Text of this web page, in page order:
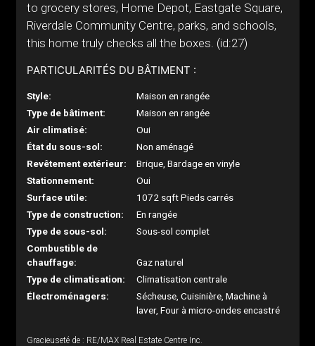
to grocery stores, Home Depot, Eastgate Square,
Riverdale Community Centre, parks, and schools,
this home truly checks all the boxes. (id:27)
PARTICULARITÉS DU BÂTIMENT :
Style:
Maison en rangée
Type de bâtiment:
Maison en rangée
Air climatisé:
Oui
État du sous-sol:
Non aménagé
Revêtement extérieur:
Brique, Bardage en vinyle
Stationnement:
Oui
Surface utile:
1072 sqft Pieds carrés
Type de construction:
En rangée
Type de sous-sol:
Sous-sol complet
Combustible de
chauffage:
Gaz naturel
Type de climatisation:
Climatisation centrale
Électroménagers:
Sécheuse, Cuisinière, Machine à
laver, Four à micro-ondes encastré
Gracieuseté de : RE/MAX Real Estate Centre Inc.